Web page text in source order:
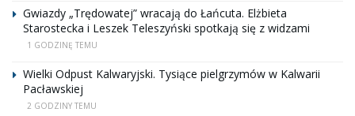
Gwiazdy „Trędowatej” wracają do Łańcuta. Elżbieta
Starostecka i Leszek Teleszyński spotkają się z widzami
1 GODZINĘ TEMU
Wielki Odpust Kalwaryjski. Tysiące pielgrzymów w Kalwarii
Pacławskiej
2 GODZINY TEMU